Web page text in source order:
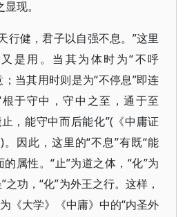
现。
行健，君子以自强不息。”这里
是用。当其为体时为“不呼
；当其用时则是为“不停息”即连
于守中，守中之至，通于至
，能守中而后能化”(《中庸证
因此，这里的“不息”有既“能
属性。“止”为道之体，“化”为
之功，“化”为外王之行。这样，
《大学》《中庸》中的“内圣外